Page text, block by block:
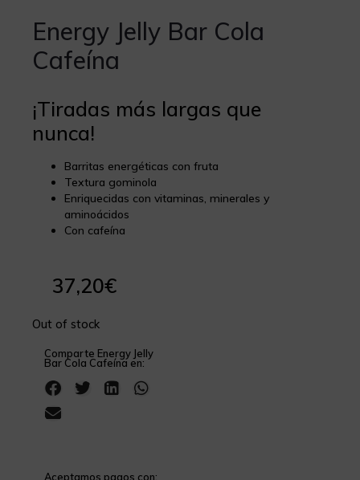
Energy Jelly Bar Cola
Cafeína
¡Tiradas más largas que
nunca!
Barritas energéticas con fruta
Textura gominola
Enriquecidas con vitaminas, minerales y
aminoácidos
Con cafeína
37,20€
Out of stock
Comparte Energy Jelly
Bar Cola Cafeína en:
Aceptamos pagos con: